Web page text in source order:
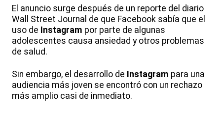
El anuncio surge después de un reporte del diario
Wall Street Journal de que Facebook sabía que el
uso de Instagram por parte de algunas
adolescentes causa ansiedad y otros problemas
de salud.
Sin embargo, el desarrollo de Instagram para una
audiencia más joven se encontró con un rechazo
más amplio casi de inmediato.